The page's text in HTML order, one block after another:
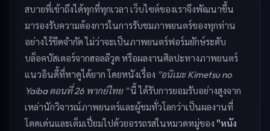
สบายที่เข้าถึงได้ทุกที่ทุกเวลา เว็บไซต์ของเราจึงพัฒนาขึ้น
มารองรับความต้องการในการรับชมภาพยนตร์ของทุกท่าน
อย่างไร้ขีดจำกัด ไม่ว่าจะเป็นภาพยนตร์ฟอร์มยักษ์ระดับ
บล็อคบัสเตอร์จากฮอลลีวูด หรือผลงานศิลปะทางภาพยนตร์
แนวอินดี้ที่หาดูได้ยาก โดยหนังเรื่อง "อนิเมะ Kimetsu no
Yaiba ตอนที่ 26 พากย์ไทย "นี้ ได้รับการยอมรับอย่างสูงจาก
เหล่านักวิจารณ์ภาพยนตร์และผู้ชมทั่วโลกว่าเป็นผลงานที่
โดดเด่นและเต็มเปี่ยมไปด้วยอรรถรสในหมวดหมู่ของ "หนัง